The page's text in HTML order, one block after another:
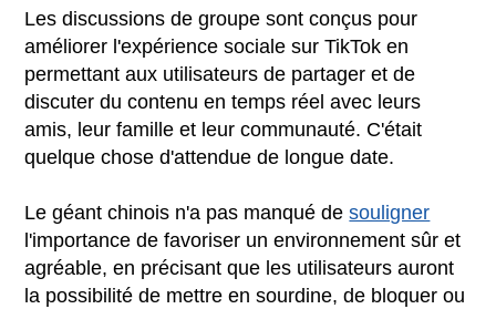
Les discussions de groupe sont conçus pour
améliorer l'expérience sociale sur TikTok en
permettant aux utilisateurs de partager et de
discuter du contenu en temps réel avec leurs
amis, leur famille et leur communauté. C'était
quelque chose d'attendue de longue date.
Le géant chinois n'a pas manqué desouligner
l'importance de favoriser un environnement sûr et
agréable, en précisant que les utilisateurs auront
la possibilité de mettre en sourdine, de bloquer ou